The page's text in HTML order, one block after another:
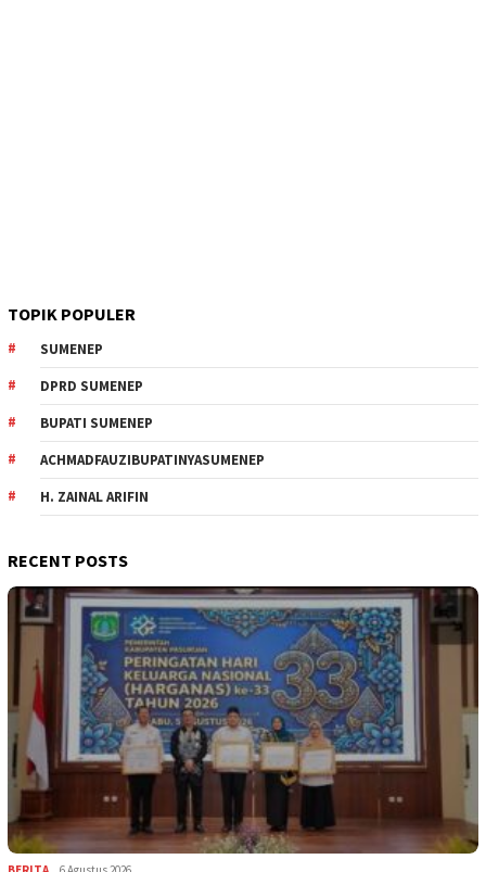
TOPIK POPULER
SUMENEP
DPRD SUMENEP
BUPATI SUMENEP
ACHMADFAUZIBUPATINYASUMENEP
H. ZAINAL ARIFIN
RECENT POSTS